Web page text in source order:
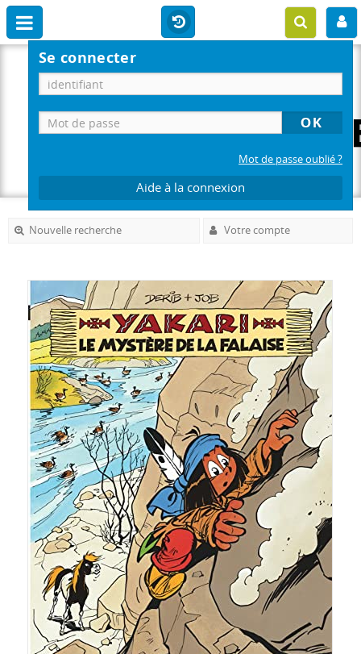
Se connecter
Mot de passe oublié ?
Aide à la connexion
Nouvelle recherche Votre compte